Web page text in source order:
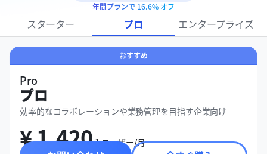
年間プランで 16.6% オフ
スターター プロ エンタープライズ
おすすめ
Pro
プロ
効率的なコラボレーションや業務管理を目指す企業向け
¥ 1,420 1 ユーザー/月